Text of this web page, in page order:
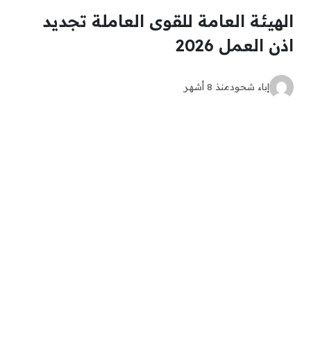
الهيئة العامة للقوى العاملة تجديد
اذن العمل 2026
إباء شحودمنذ 8 أشهر